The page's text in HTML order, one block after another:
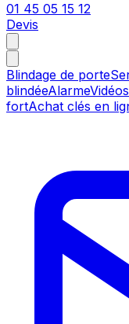
01 45 05 15 12
Devis
Blindage de porte
blindéeAlarme
fortAchat clés en